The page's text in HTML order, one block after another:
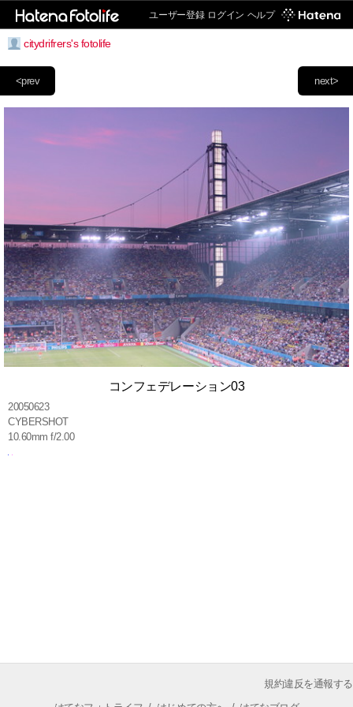
ユーザー登録 ログイン ヘルプ
citydrifrers's fotolife
next>
<prev
コンフェデレーション03
20050623
CYBERSHOT
10.60mm f/2.00
規約違反を通報する